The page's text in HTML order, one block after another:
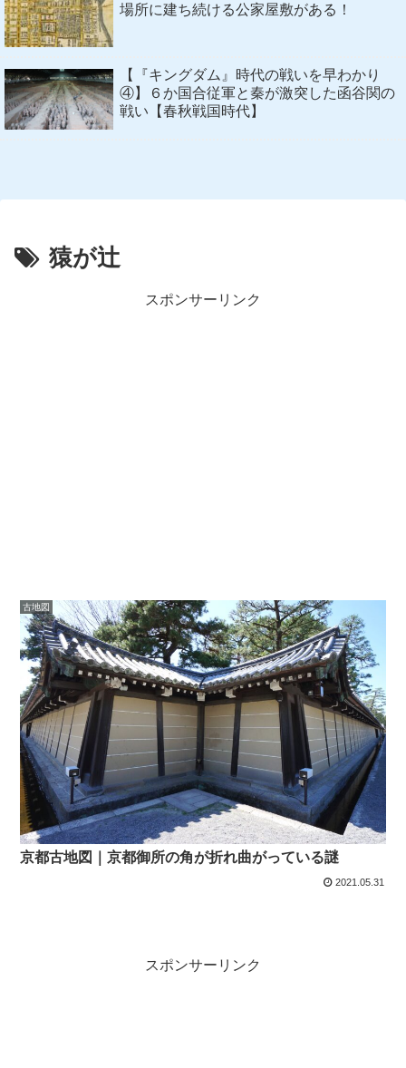
場所に建ち続ける公家屋敷がある！
【『キングダム』時代の戦いを早わかり
④】６か国合従軍と秦が激突した函谷関の
戦い【春秋戦国時代】
猿が辻
スポンサーリンク
古地図
京都古地図｜京都御所の角が折れ曲がっている謎
2021.05.31
スポンサーリンク